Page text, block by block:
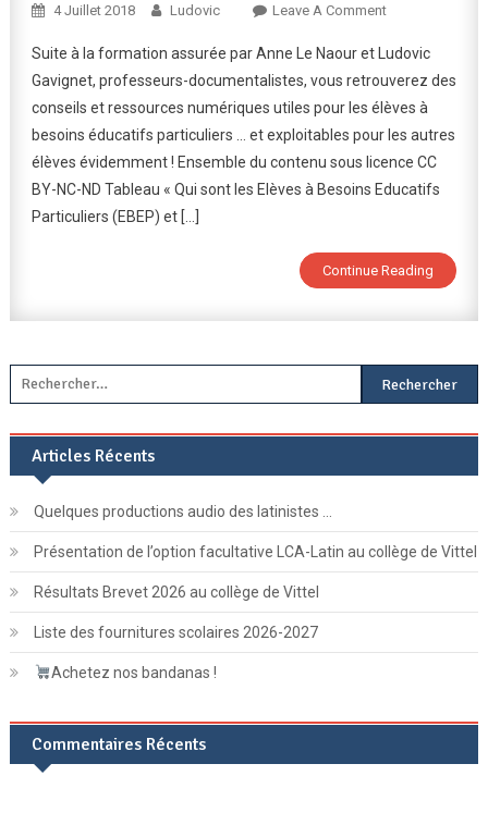
4 Juillet 2018 Ludovic Leave A CommentOn
Numérique
Au
Service
Des
EBEP
(élèves
Particuliers)
Suite à la formation assurée par Anne Le Naour et Ludovic
Gavignet, professeurs-documentalistes, vous retrouverez des
conseils et ressources numériques utiles pour les élèves à
besoins éducatifs particuliers … et exploitables pour les autres
élèves évidemment ! Ensemble du contenu sous licence CC
BY-NC-ND Tableau « Qui sont les Elèves à Besoins Educatifs
Particuliers (EBEP) et […]
Continue Reading
Rechercher :
Articles Récents
Quelques productions audio des latinistes …
Présentation de l’option facultative LCA-Latin au collège de Vittel
Résultats Brevet 2026 au collège de Vittel
Liste des fournitures scolaires 2026-2027
Achetez nos bandanas !
Commentaires Récents